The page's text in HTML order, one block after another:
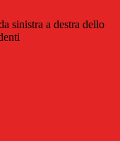
sinistra a destra dello